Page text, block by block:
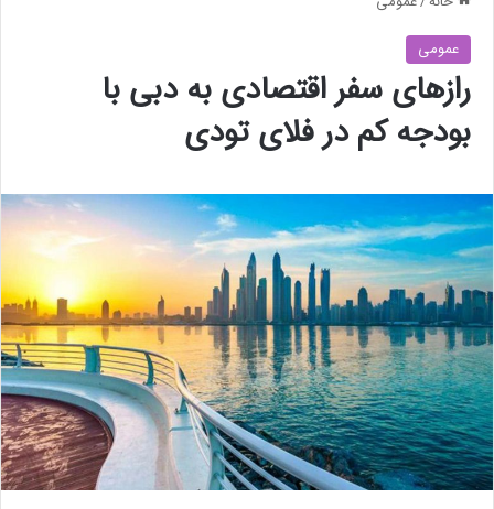
عمومی
رازهای سفر اقتصادی به دبی با
بودجه کم در فلای تودی